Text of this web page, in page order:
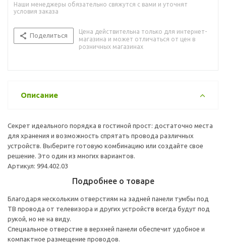
Наши менеджеры обязательно свяжутся с вами и уточнят
условия заказа
Поделиться
Цена действительна только для интернет-
магазина и может отличаться от цен в
розничных магазинах
Описание
Секрет идеального порядка в гостиной прост: достаточно места
для хранения и возможность спрятать провода различных
устройств. Выберите готовую комбинацию или создайте свое
решение. Это один из многих вариантов.
Артикул: 994.402.03
Подробнее о товаре
Благодаря нескольким отверстиям на задней панели тумбы под
ТВ провода от телевизора и других устройств всегда будут под
рукой, но не на виду.
Специальное отверстие в верхней панели обеспечит удобное и
компактное размещение проводов.